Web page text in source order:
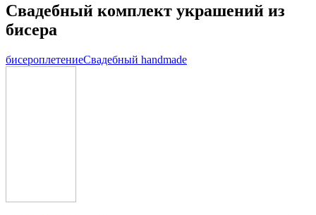
Свадебный комплект украшений из
бисера
бисероплетениеСвадебный handmade